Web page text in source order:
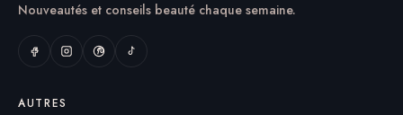
Nouveautés et conseils beauté chaque semaine.
AUTRES